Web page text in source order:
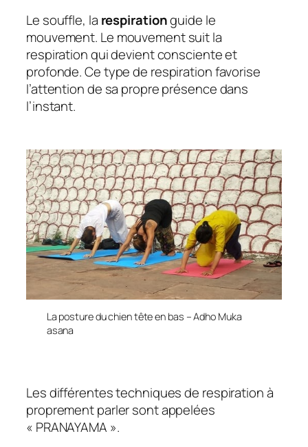
Le souffle, la respirationguide le
mouvement. Le mouvement suit la
respiration qui devient consciente et
profonde. Ce type de respiration favorise
l’attention de sa propre présence dans
l’instant.
La posture du chien tête en bas – Adho Muka
asana
Les différentes techniques de respiration à
proprement parler sont appelées
« PRANAYAMA ».